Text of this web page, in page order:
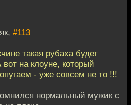
#113
такая рубаха будет
на клоуне, который
- уже совсем не то !!!
нормальный мужик с